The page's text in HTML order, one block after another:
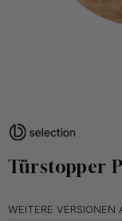
Türstopper
WEITERE VERSIONEN